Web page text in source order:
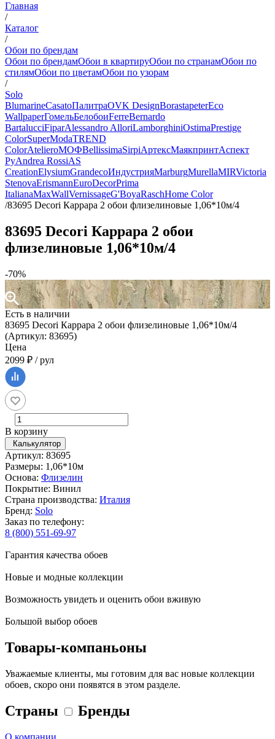
Главная
/
Каталог
/
Обои по брендам
Обои по брендамОбои в квартируОбои по странамОбои по
стилямОбои по цветамОбои по узорам
/
Solo
BlumarineCasatoПалитраOVK DesignBorastapeterEco
WallpaperГомельБелобоиFerreBernardo
BartalucciFiparAlessandro AlloriLamborghiniOstimaPrestige
ColorSuperModaTREND
ColorAtelieroМОФBellissimaSirpiАртексМаякпринтАспект
РуAndrea RossiAS
CreationElysiumGrandecoИндустрияMarburgMurellaMIRVictoria
StenovaErismannEuroDecorPrima
ItalianaMaxWallVernissageG'BoyaRaschHome Color
/83695 Decori Каррара 2 обои флизелиновые 1,06*10м/4
83695 Decori Каррара 2 обои
флизелиновые 1,06*10м/4
-70%
Есть в наличии
83695 Decori Каррара 2 обои флизелиновые 1,06*10м/4
(Артикул: 83695)
Цена
2099 ₽ / рул
В корзину
Калькулятор
Артикул: 83695
Размеры: 1,06*10м
Основа: Флизелин
Покрытие: Винил
Страна производства: Италия
Бренд: Solo
Заказ по телефону:
8 (800) 551-69-97
Гарантия качества обоев
Новые и модные коллекции
Возможность увидеть и оценить обои вживую
Большой выбор обоев
Товары-компаньоны
Уважаемые клиенты, мы готовим для вас новые коллекции
обоев, скоро они появятся в этом разделе.
Страны Бренды
О компании